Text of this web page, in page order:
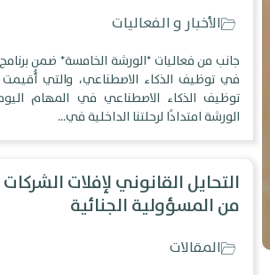
الأخبار و الفعاليات
جانب من فعاليات *الورشة الخامسة* ضمن
في توظيف الذكاء الاصطناعي، والتي أُقيمت
توظيف الذكاء الاصطناعي في المهام
الورشة امتدادًا لرحلتنا الداخلية في…
التحايل القانوني لإفلات
من المسؤولية الجنائية
المقالات